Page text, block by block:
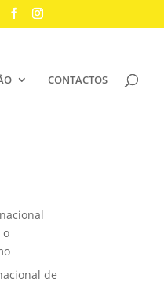
CONTACTOS
o
de